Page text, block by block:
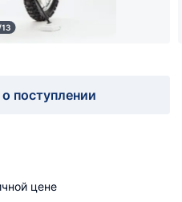
поступлении
цене